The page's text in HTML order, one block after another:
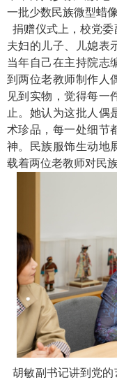
一批少数民族微型蜡像
捐赠仪式上，校党
夫妇的儿子、儿媳表
当年自己在主持院志
到两位老教师制作人
见到实物，觉得每一
止。她认为这批人偶
术珍品，每一处细节
神。民族服饰生动地
载着两位老教师对民
胡敏副书记讲到党的